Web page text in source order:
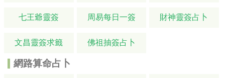
七王爺靈簽 周易每日一簽 財神靈簽占卜
文昌靈簽求籤 佛祖抽簽占卜
網路算命占卜